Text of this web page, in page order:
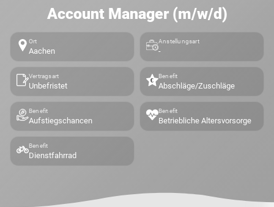
Account Manager (m/w/d)
Ort
Aachen
Anstellungsart
-
Vertragsart
Unbefristet
Benefit
Abschläge/Zuschläge
Benefit
Aufstiegschancen
Benefit
Betriebliche Altersvorsorge
Benefit
Dienstfahrrad